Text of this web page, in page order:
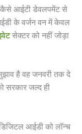
कैसे आईटी डेवलपमेंट से
के वर्जन वन में केवल
सेक्टर को नहीं जोड़ा
है वह जनवरी तक दे
सरकार जल्द ही
आईडी को लॉन्च